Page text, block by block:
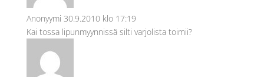
Anonyymi 30.9.2010 klo 17:19
Kai tossa lipunmyynnissä silti varjolista toimii?